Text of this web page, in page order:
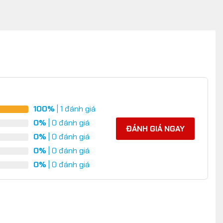
100% | 1 đánh giá
0% | 0 đánh giá
0% | 0 đánh giá
0% | 0 đánh giá
0% | 0 đánh giá
ĐÁNH GIÁ NGAY